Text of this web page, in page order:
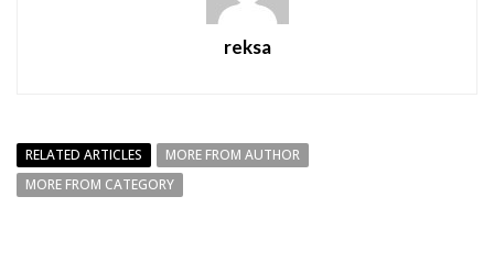
reksa
RELATED ARTICLES
MORE FROM AUTHOR
MORE FROM CATEGORY